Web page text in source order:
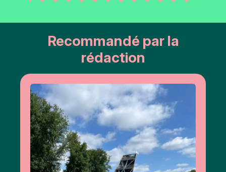
Recommandé par la
rédaction